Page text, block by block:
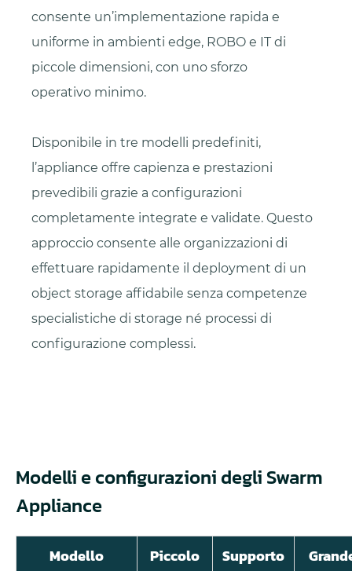
consente un’implementazione rapida e
uniforme in ambienti edge, ROBO e IT di
piccole dimensioni, con uno sforzo
operativo minimo.
Disponibile in tre modelli predefiniti,
l’appliance offre capienza e prestazioni
prevedibili grazie a configurazioni
completamente integrate e validate. Questo
approccio consente alle organizzazioni di
effettuare rapidamente il deployment di un
object storage affidabile senza competenze
specialistiche di storage né processi di
configurazione complessi.
Modelli e configurazioni degli Swarm
Appliance
Modello Piccolo Supporto